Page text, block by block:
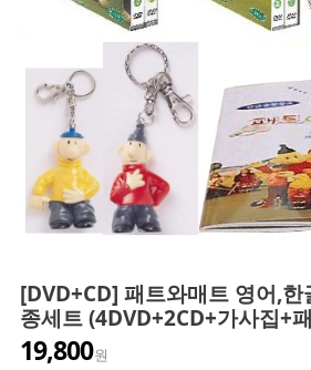
[DVD+CD] 패트와매트 영어,
종세트 (4DVD+2CD+가사집+
19,800원